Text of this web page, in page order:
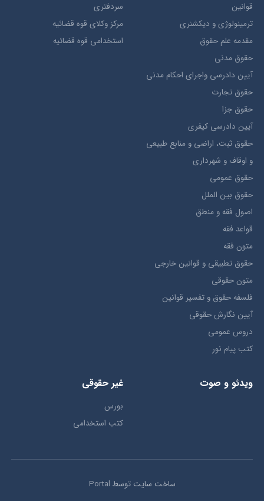
قوانین
ترمينولوژي و ديکشنري
مقدمه علم حقوق
حقوق مدني
آيين دادرسي ​واجراي ​احکام ​مدني
حقوق تجارت
حقوق جزا
آيین دادرسی کیفری
حقوق ثبت، اراضي و منابع طبيعي
و اوقاف و شهرداری
حقوق عمومی
حقوق بين الملل
اصول فقه و منطق
قواعد فقه
متون فقه
حقوق تطبيقي و قوانین خارجی
متون حقوقي
فلسفه حقوق و تفسیر قوانین
آیین نگارش حقوقی
دروس عمومی
کتب پیام نور
سردفتری
مرکز وکلای قوه قضائیه
استخدامی قوه قضائیه
ویدئو و صوت غیر حقوقی
بورس
کتب استخدامی
ساخت سایت توسط Portal